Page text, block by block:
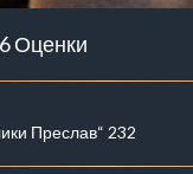
Оценки
Преслав“ 232